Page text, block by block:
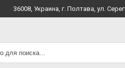
36008, Украина, г. Полтава, ул.